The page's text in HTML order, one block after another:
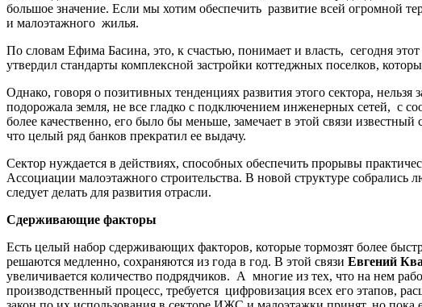
большое значение. Если мы хотим обеспечить развитие всей огромной
и малоэтажного жилья.
По словам Ефима Басина, это, к счастью, понимает и власть, сегодня
утвердил стандарты комплексной застройки коттеджных поселков,
Однако, говоря о позитивных тенденциях развития этого сектора,
подорожала земля, не все гладко с подключением инженерных сетей, с
более качественно, его было бы меньше, замечает в этой связи
что целый ряд банков прекратил ее выдачу.
Сектор нуждается в действиях, способных обеспечить прорывы
Ассоциации малоэтажного строительства. В новой структуре
следует делать для развития отрасли.
Сдерживающие факторы
Есть целый набор сдерживающих факторов, которые тормозят более
решаются медленно, сохраняются из года в год. В этой связи Евгений
увеличивается количество подрядчиков. А многие из тех, что на нем
производственный процесс, требуется цифровизация всех его этапов,